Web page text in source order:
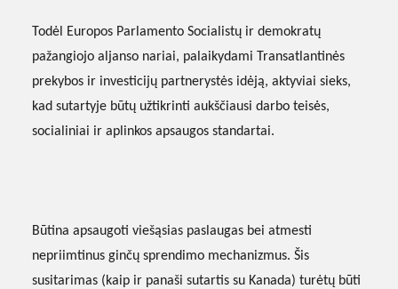
Todėl Europos Parlamento Socialistų ir demokratų
pažangiojo aljanso nariai, palaikydami Transatlantinės
prekybos ir investicijų partnerystės idėją, aktyviai sieks,
kad sutartyje būtų užtikrinti aukščiausi darbo teisės,
socialiniai ir aplinkos apsaugos standartai.
Būtina apsaugoti viešąsias paslaugas bei atmesti
nepriimtinus ginčų sprendimo mechanizmus. Šis
susitarimas (kaip ir panaši sutartis su Kanada) turėtų būti